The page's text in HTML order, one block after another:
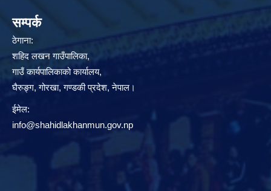
सम्पर्क
ठेगाना:
शहिद लखन गाउँपालिका,
गाउँ कार्यपालिकाको कार्यालय,
घैरुङ्ग, गोरखा, गण्डकी प्रदेश, नेपाल।
ईमेल:
info@shahidlakhanmun.gov.np